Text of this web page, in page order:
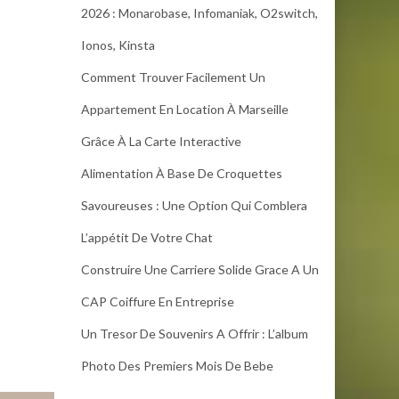
2026 : Monarobase, Infomaniak, O2switch,
Ionos, Kinsta
Comment Trouver Facilement Un
Appartement En Location À Marseille
Grâce À La Carte Interactive
Alimentation À Base De Croquettes
Savoureuses : Une Option Qui Comblera
L’appétit De Votre Chat
Construire Une Carriere Solide Grace A Un
CAP Coiffure En Entreprise
Un Tresor De Souvenirs A Offrir : L’album
Photo Des Premiers Mois De Bebe